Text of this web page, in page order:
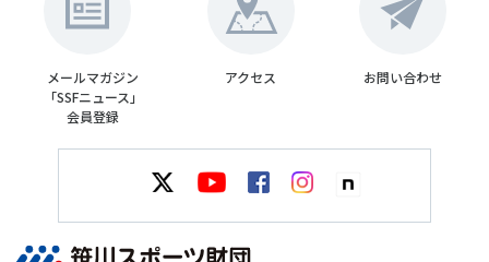
メールマガジン
「SSFニュース」
会員登録
アクセス お問い合わせ